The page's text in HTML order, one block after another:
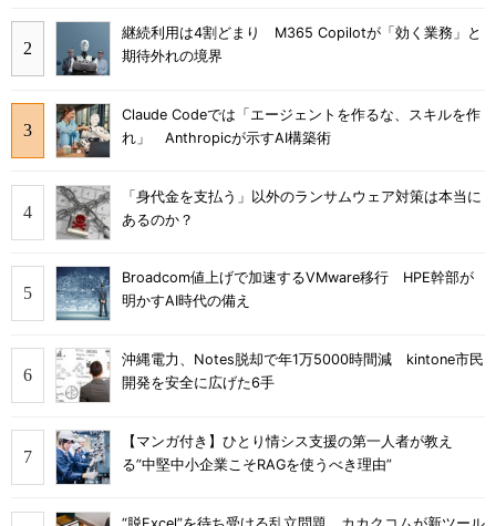
継続利用は4割どまり M365 Copilotが「効く業務」と
期待外れの境界
Claude Codeでは「エージェントを作るな、スキルを作
れ」 Anthropicが示すAI構築術
「身代金を支払う」以外のランサムウェア対策は本当に
あるのか？
Broadcom値上げで加速するVMware移行 HPE幹部が
明かすAI時代の備え
沖縄電力、Notes脱却で年1万5000時間減 kintone市民
開発を安全に広げた6手
【マンガ付き】ひとり情シス支援の第一人者が教え
る”中堅中小企業こそRAGを使うべき理由”